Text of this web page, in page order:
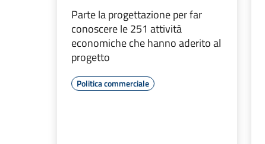
Parte la progettazione per far
conoscere le 251 attività
economiche che hanno aderito al
progetto
Politica commerciale